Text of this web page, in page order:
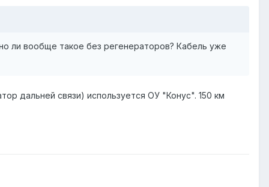
ли вообще такое без регенераторов? Кабель уже
дальней связи) используется ОУ "Конус". 150 км